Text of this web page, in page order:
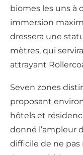
biomes les uns à
immersion
dressera une
mètres, qui
attrayant
Seven zones
proposant
hôtels et
donné l’ampleur
difficile de ne pas